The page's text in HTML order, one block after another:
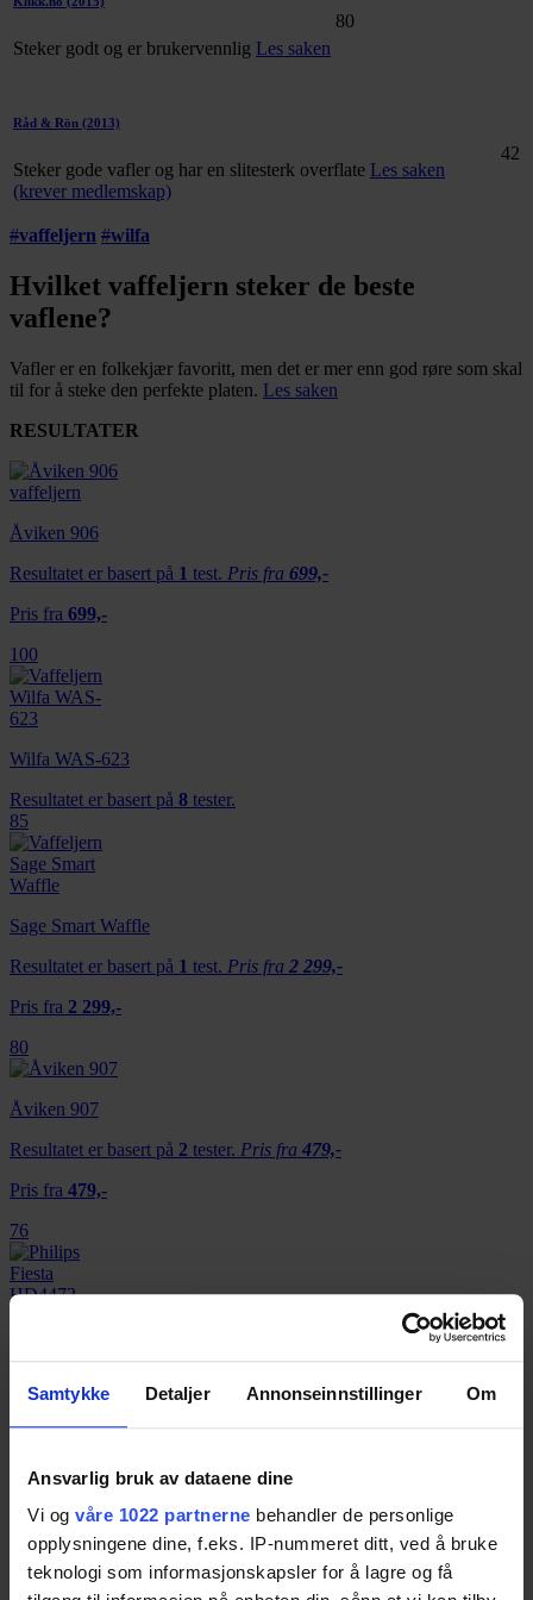
Samtykke Detaljer Annonseinnstillinger Om
Ansvarlig bruk av dataene dine
Vi og våre 1022 partnerne behandler de personlige
opplysningene dine, f.eks. IP-nummeret ditt, ved å bruke
teknologi som informasjonskapsler for å lagre og få
Steker godt og er brukervennlig Les saken
80
Råd & Rön (2013)
Steker gode vafler og har en slitesterk overflate Les saken
(krever medlemskap)
42
#vaffeljern #wilfa
Hvilket vaffeljern steker de beste
vaflene?
Vafler er en folkekjær favoritt, men det er mer enn god røre som skal
til for å steke den perfekte platen. Les saken
RESULTATER
Åviken 906
Resultatet er basert på 1 test. Pris fra 699,-
Pris fra 699,-
100
Wilfa WAS-623
Resultatet er basert på 8 tester.
85
Sage Smart Waffle
Resultatet er basert på 1 test. Pris fra 2 299,-
Pris fra 2 299,-
80
Åviken 907
Resultatet er basert på 2 tester. Pris fra 479,-
Pris fra 479,-
76
70
OBH Nordica 6953
Resultatet er basert på5 tester.